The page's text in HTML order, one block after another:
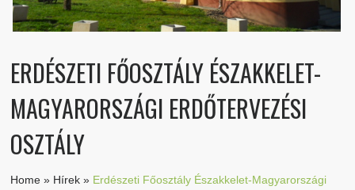
ERDÉSZETI FŐOSZTÁLY ÉSZAKKELET-
MAGYARORSZÁGI ERDŐTERVEZÉSI
OSZTÁLY
Home » Hírek » Erdészeti Főosztály Északkelet-Magyarországi